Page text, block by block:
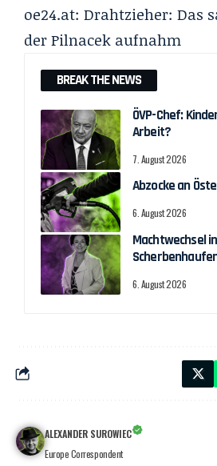
oe24.at: Drahtzieher: Das
der Pilnacek aufnahm
BREAK THE NEWS
ÖVP-Chef:
Arbeit?
7. August 2026
Abzocke an
6. August 2026
Machtwechsel
6. August 2026
ALEXANDER SUROWIEC
Europe Correspondent